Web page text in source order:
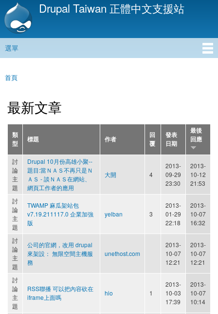
移
內
Drupal Taiwan 正體中文支援站
主選單
選單
您在這裡
首頁
最新文章
類
型
標題 作者
回
覆
發表
日期
最後
回應
討
論
主
題
Drupal 10月份高雄小聚--
題目:當ＮＡＳ不再只是Ｎ
ＡＳ - 談ＮＡＳ在網站、
網頁工作者的應用
大開 4
2013-
09-29
23:30
2013-
10-12
21:53
討
論
主
題
TWAMP 麻瓜架站包
v7.19.211117.0 企業加強
版
yelban 3
2013-
01-29
22:18
2013-
10-07
16:32
討
論
主
題
公司的官網，改用 drupal
來架設： 無限空間主機服
務
unethost.com
2013-
10-07
12:21
2013-
10-07
12:21
討
論
主
題
RSS聯播 可以把內容砍在
iframe上面嗎
hio 1
2013-
10-03
17:39
2013-
10-07
10:14